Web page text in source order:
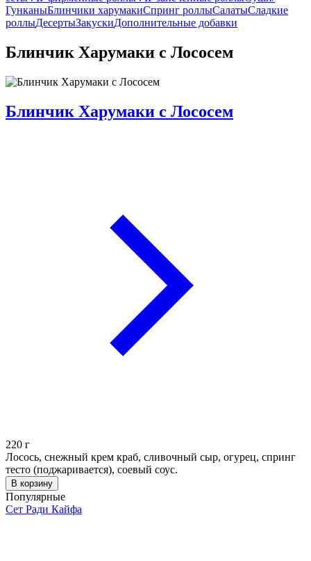
ГунканыБлинчики харумакиСпринг роллыСалатыСладкие
роллыДесертыЗакускиДополнительные добавки
Блинчик Харумаки с Лососем
Блинчик Харумаки с Лососем
220 г
Лосось, снежный крем краб, сливочный сыр, огурец, спринг
тесто (поджаривается), соевый соус.
В корзину
Популярные
Сет Ради Кайфа